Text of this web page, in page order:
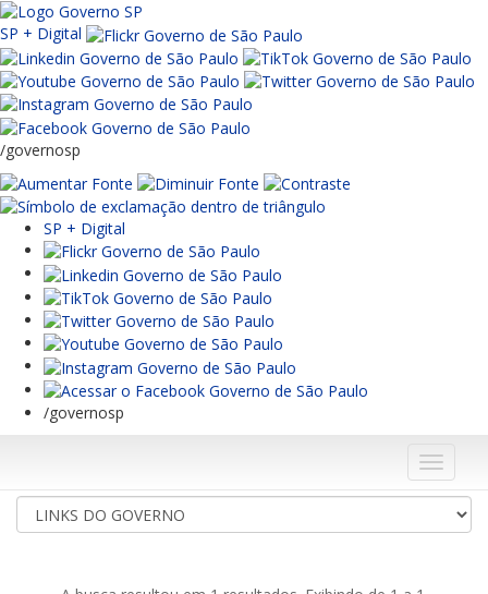
SP + Digital
/governosp
SP + Digital
/governosp
Menu